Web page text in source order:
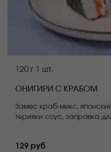
120 г 1 шт.
ОНИГИРИ С КРАБОМ
Замес краб-микс,
терияки соус, заправка
*Не забудьте заказать
соус. Они не входят в
129 руб